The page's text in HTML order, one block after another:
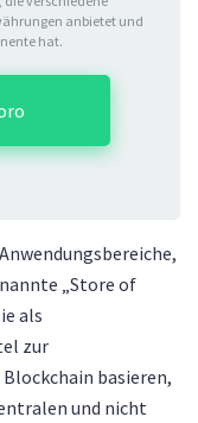
anbietet und
hat.
„Store of
als
zur
basieren,
und nicht